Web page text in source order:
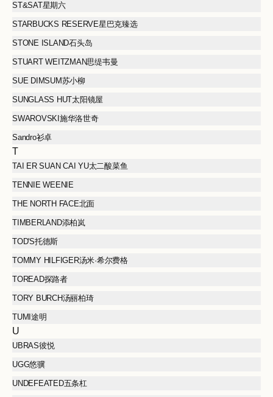
ST&SAT星期六
STARBUCKS RESERVE星巴克臻选
STONE ISLAND石头岛
STUART WEITZMAN思缇韦曼
SUE DIMSUM苏小柳
SUNGLASS HUT太阳镜屋
SWAROVSKI施华洛世奇
Sandro衫卓
T
TAI ER SUAN CAI YU太二酸菜鱼
TENNIE WEENIE
THE NORTH FACE北面
TIMBERLAND添柏岚
TOD'S托德斯
TOMMY HILFIGER汤米·希尔费格
TOREAD探路者
TORY BURCH汤丽柏琦
TUMI途明
U
UBRAS彼悦
UGG悠骥
UNDEFEATED五条杠